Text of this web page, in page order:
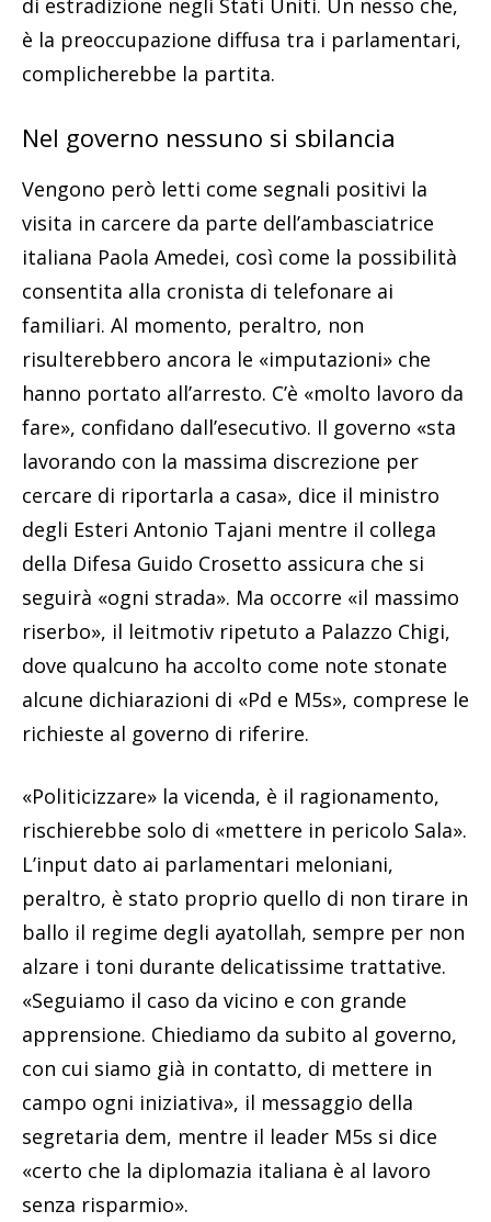
di estradizione negli Stati Uniti. Un nesso che,
è la preoccupazione diffusa tra i parlamentari,
complicherebbe la partita.
Nel governo nessuno si sbilancia
Vengono però letti come segnali positivi la
visita in carcere da parte dell’ambasciatrice
italiana Paola Amedei, così come la possibilità
consentita alla cronista di telefonare ai
familiari. Al momento, peraltro, non
risulterebbero ancora le «imputazioni» che
hanno portato all’arresto. C’è «molto lavoro da
fare», confidano dall’esecutivo. Il governo «sta
lavorando con la massima discrezione per
cercare di riportarla a casa», dice il ministro
degli Esteri Antonio Tajani mentre il collega
della Difesa Guido Crosetto assicura che si
seguirà «ogni strada». Ma occorre «il massimo
riserbo», il leitmotiv ripetuto a Palazzo Chigi,
dove qualcuno ha accolto come note stonate
alcune dichiarazioni di «Pd e M5s», comprese le
richieste al governo di riferire.
«Politicizzare» la vicenda, è il ragionamento,
rischierebbe solo di «mettere in pericolo Sala».
L’input dato ai parlamentari meloniani,
peraltro, è stato proprio quello di non tirare in
ballo il regime degli ayatollah, sempre per non
alzare i toni durante delicatissime trattative.
«Seguiamo il caso da vicino e con grande
apprensione. Chiediamo da subito al governo,
con cui siamo già in contatto, di mettere in
campo ogni iniziativa», il messaggio della
segretaria dem, mentre il leader M5s si dice
«certo che la diplomazia italiana è al lavoro
senza risparmio».